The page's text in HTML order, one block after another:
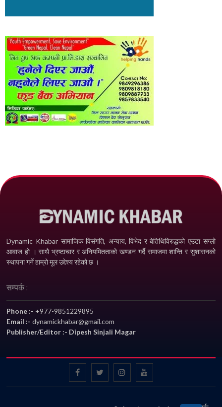
Dynamic Khabar सामाजिक विसंगति, अन्याय, विभेद­ र बेतिथिविरुद्धको एउटा सग्लो
आवाज हो । साथै भ्रष्टाचार र अनियमितताको खण्डन गर्दै समाजमा शान्ति र सुशासनको
स्थापना गर्ने हाम्रो मूल उद्देश्य रहेको छ ।
सम्पर्क :
Phone :- +977-9851229895
Email :-dynamickhabar@gmail.com
Publisher/Editor :- Dipesh Sinjali Magar